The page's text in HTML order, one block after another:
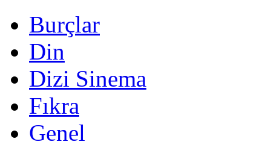
Burçlar
Din
Dizi Sinema
Fıkra
Genel